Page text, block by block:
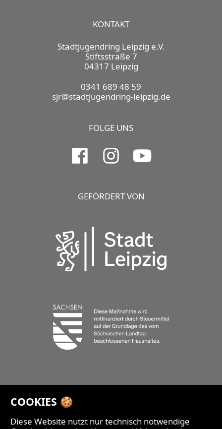
COOKIES 🍪
Diese Website nutzt nur technisch notwendige
KONTAKT
Stadtjugendring Leipzig e.V.
Stiftsstraße 7
04317 Leipzig
0341 689 48 59
sjr@stadtjugendring-leipzig.de
FOLGE UNS
GEFÖRDERT VON